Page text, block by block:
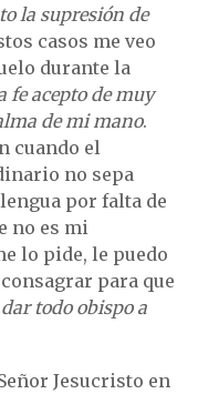
la supresión de
casos me veo
durante la
fe acepto de muy
de mi mano.
cuando el
no sepa
por falta de
no es mi
lo pide, le puedo
para que
todo obispo a
Jesucristo en